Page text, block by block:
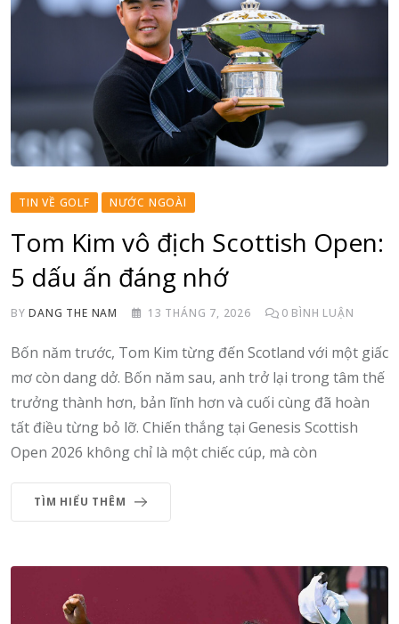
TIN VỀ GOLF NƯỚC NGOÀI
Tom Kim vô địch Scottish Open:
5 dấu ấn đáng nhớ
BYDANG THE NAM 13 THÁNG 7, 2026 0 BÌNH LUẬN
Bốn năm trước, Tom Kim từng đến Scotland với một giấc
mơ còn dang dở. Bốn năm sau, anh trở lại trong tâm thế
trưởng thành hơn, bản lĩnh hơn và cuối cùng đã hoàn
tất điều từng bỏ lỡ. Chiến thắng tại Genesis Scottish
Open 2026 không chỉ là một chiếc cúp, mà còn
TÌM HIỂU THÊM